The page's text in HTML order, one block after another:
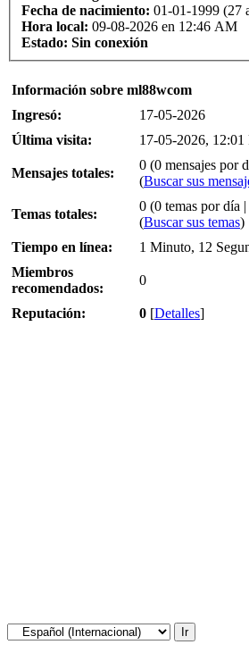
Fecha de nacimiento: 01-01-1999 (27
Hora local: 09-08-2026 en 12:46 AM
Estado: Sin conexión
Información sobre ml88wcom
Ingresó:
17-05-2026
Última visita:
17-05-2026, 12:01
Mensajes totales:
0 (0 mensajes por
(Buscar sus
Temas totales:
0 (0 temas por día
(Buscar sus temas)
Tiempo en línea:
1 Minuto, 12
Miembros
recomendados:
0
Reputación: 0 [Detalles]